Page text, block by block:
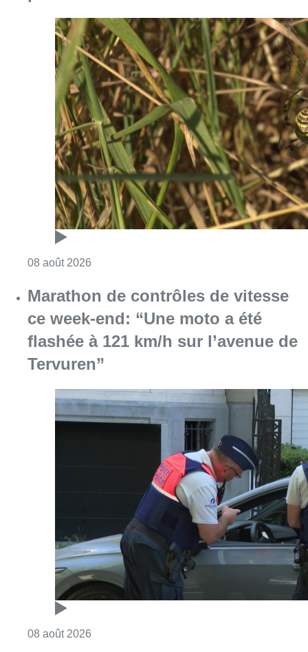
08 août 2026Consulter l'article "Au Moeraske, Bart
Marathon de contrôles de vitesse
ce week-end: “Une moto a été
flashée à 121 km/h sur l’avenue de
Tervuren”
Consulter l'article "Marathon de contrôles
L’Union Saint-Gilloise attire
Bertram Kvist, milieu danois de 21
ans qui renforce les U23